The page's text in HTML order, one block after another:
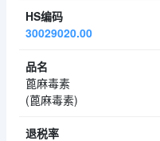
30029020.00
蓖麻毒素
(蓖麻毒素)